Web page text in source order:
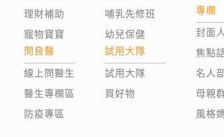
理財補助
寵物寶寶
問良醫
線上問醫生
醫生專欄區
防疫專區
哺乳先修班
幼兒保健
試用大隊
試用大隊
買好物
專欄
封面
焦點
名人
母親
風格